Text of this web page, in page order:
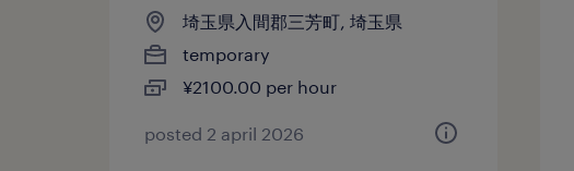
埼玉県入間郡三芳町, 埼玉県
temporary
¥2100.00 per hour
posted 2 april 2026